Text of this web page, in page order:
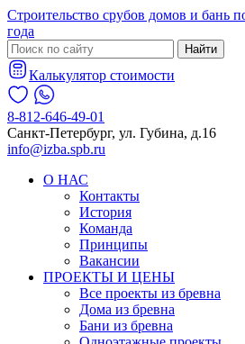
Строительство срубов домов и бань
года
Найти
Калькулятор стоимости
8-812-646-49-01
Санкт-Петербург, ул. Губина, д.16
info@izba.spb.ru
О НАС
Контакты
История
Команда
Принципы
Вакансии
ПРОЕКТЫ И ЦЕНЫ
Все проекты из бревна
Дома из бревна
Бани из бревна